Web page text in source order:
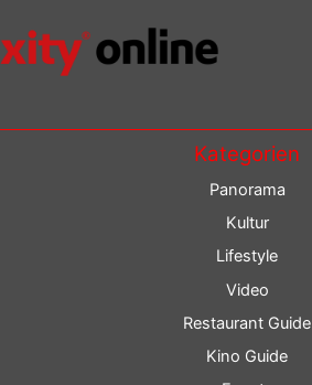
Kategorien
Panorama
Kultur
Lifestyle
Video
Restaurant Guide
Kino Guide